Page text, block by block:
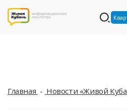
Главная Новости «Живой